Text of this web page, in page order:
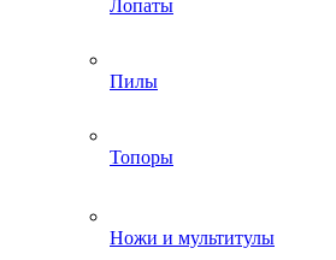
Лопаты
Пилы
Топоры
Ножи и мультитулы